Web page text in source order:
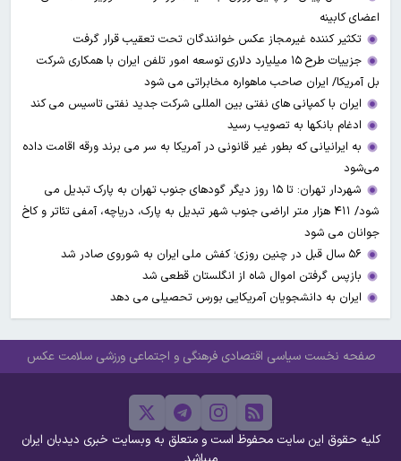
اعضای کابینه
تکثیر کننده غیرمجاز عکس خوانندگان تحت تعقیب قرار گرفت
جزییات طرح ۱۵ میلیارد دلاری توسعه امور تلفن ایران با همکاری شرکت
بل آمریکا/ ایران صاحب ماهواره مخابراتی می شود
ایران با کمپانی های نفتی بین المللی شرکت جدید نفتی تاسیس می کند
ادغام بانکها به تصویب رسید
به ایرانیانی که بطور غیر قانونی در آمریکا به سر می برند ورقه اقامت داده
می‌شود
شهردار تهران: تا ۱۵ روز دیگر گودهای جنوب تهران به پارک تبدیل می
شود/ ۴۱۱ هزار متر اراضی جنوب شهر تبدیل به پارک، دریاچه، آمفی تئاتر و کاخ
جوانان می شود
۵۶ سال قبل در چنین روزی؛ کفش ملی ایران به شوروی صادر شد
بازپس گرفتن اموال شاه از انگلستان قطعی شد
ایران به دانشجویان آمریکایی بورس تحصیلی می دهد
صفحه نخست سیاسی اقتصادی فرهنگی و اجتماعی ورزشی سلامت عکس
کلیه حقوق این سایت محفوظ است و متعلق به وبسایت خبری دیدبان ایران